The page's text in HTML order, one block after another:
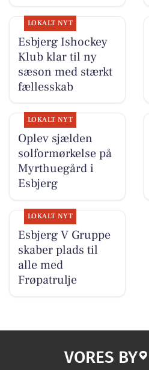
LOKALT NYT
Esbjerg Ishockey
Klub klar til ny
sæson med stærkt
fællesskab
LOKALT NYT
Oplev sjælden
solformørkelse på
Myrthuegård i
Esbjerg
LOKALT NYT
Esbjerg V Gruppe
skaber plads til
alle med
Frøpatrulje
VORES BY